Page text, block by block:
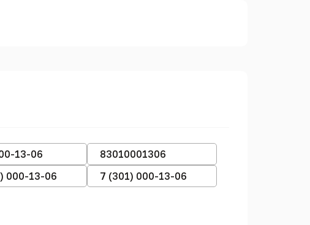
13-06
83010001306
000-13-06
7 (301) 000-13-06